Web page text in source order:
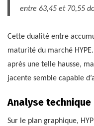
entre 63,45 et 70,55
Cette dualité entre
maturité du marché
après une telle hausse,
jacente semble capable
Analyse
Sur le plan graphique,